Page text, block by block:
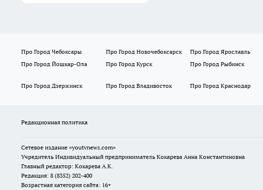
Про Город Чебоксары Про Город Новочебоксарск Про Город Ярославль
Про Город Йошкар-Ола
Про Город Курск Про Город Рыбинск
Про Город Дзержинск
Про Город Владивосток Про Город Краснодар
Редакционная политика
Сетевое издание «youtvnews.com»
Учредитель Индивидуальный предприниматель Кокарева Анна Константиновна
Главный редактор: Кокарева А.К.
Редакция: 8 (8352) 202-400
Возрастная категория сайта: 16+